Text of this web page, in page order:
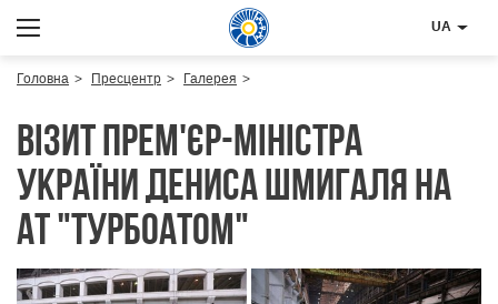
UA
Головна Пресцентр Галерея
Візит Прем'єр-міністра
України Дениса Шмигаля на
АТ "Турбоатом"